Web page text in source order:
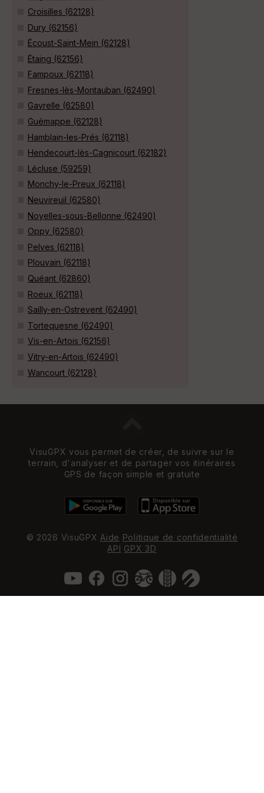
Croisilles (62128)
Dury (62156)
Écoust-Saint-Mein (62128)
Étaing (62156)
Fampoux (62118)
Fresnes-lès-Montauban (62490)
Gavrelle (62580)
Guémappe (62128)
Hamblain-les-Prés (62118)
Hendecourt-lès-Cagnicourt (62182)
Lécluse (59259)
Monchy-le-Preux (62118)
Neuvireuil (62580)
Noyelles-sous-Bellonne (62490)
Oppy (62580)
Pelves (62118)
Plouvain (62118)
Quéant (62860)
Roeux (62118)
Sailly-en-Ostrevent (62490)
Tortequesne (62490)
Vis-en-Artois (62156)
Vitry-en-Artois (62490)
Wancourt (62128)
VisuGPX vous permet de créer, de suivre sur le
terrain, d'analyser et de partager vos itinéraires
GPS de façon simple et gratuite
© 2026 VisuGPX Aide Politique de confidentialité
API GPX 3D